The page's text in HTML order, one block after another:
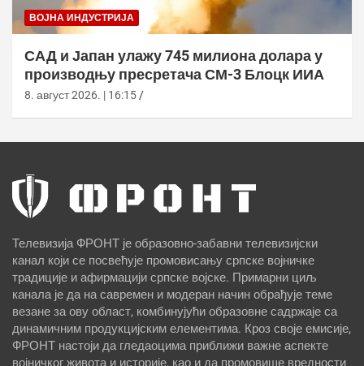
ВОЈНА ИНДУСТРИЈА
САД и Јапан улажу 745 милиона долара у
производњу пресретача СМ-3 Блоцк ИИА
8. август 2026. | 16:15
Телевизија ФРОНТ је образовно-забавни телевизијски
канал који се посвећује промовисању српске војничке
традиције и афирмацији српске војске. Примарни циљ
канала је да на савремен и модеран начин обрађује теме
везане за ову област, комбинујући образовне садржаје са
динамичним продукцијским елементима. Кроз своје емисије,
ФРОНТ настоји да гледаоцима приближи важне аспекте
војничког живота и историје, као и да промовише вредности